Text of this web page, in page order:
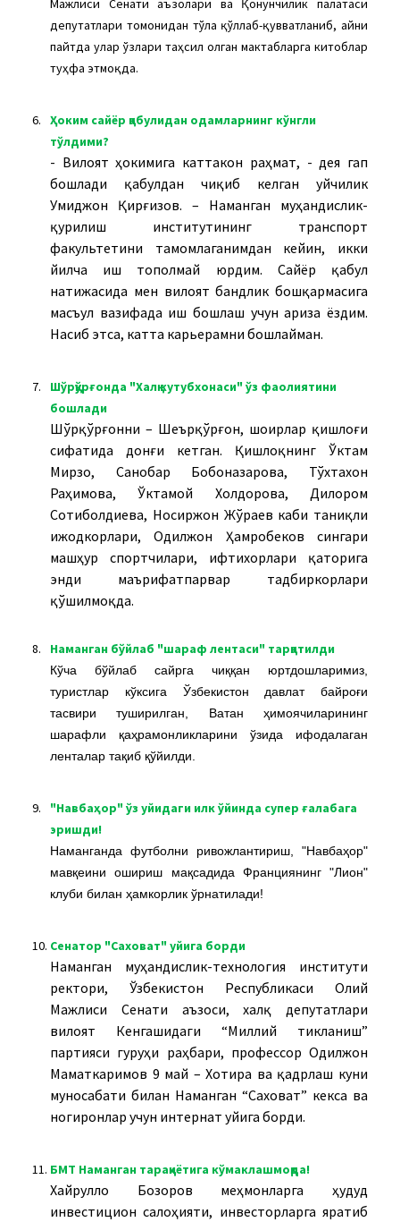
Мажлиси Сенати аъзолари ва Қонунчилик палатаси
депутатлари томонидан тўла қўллаб-қувватланиб, айни
пайтда улар ўзлари таҳсил олган мактабларга китоблар
туҳфа этмоқда.
6.
Ҳоким сайёр қабулидан одамларнинг кўнгли
тўлдими?
- Вилоят ҳокимига каттакон раҳмат, - дея гап
бошлади қабулдан чиқиб келган уйчилик
Умиджон Қирғизов. – Наманган муҳандислик-
қурилиш институтининг транспорт
факультетини тамомлаганимдан кейин, икки
йилча иш тополмай юрдим. Сайёр қабул
натижасида мен вилоят бандлик бошқармасига
масъул вазифада иш бошлаш учун ариза ёздим.
Насиб этса, катта карьерамни бошлайман.
7.
Шўрқўрғонда "Халқ кутубхонаси" ўз фаолиятини
бошлади
Шўрқўрғонни – Шеърқўрғон, шоирлар қишлоғи
сифатида донғи кетган. Қишлоқнинг Ўктам
Мирзо, Санобар Бобоназарова, Тўхтахон
Раҳимова, Ўктамой Холдорова, Дилором
Сотиболдиева, Носиржон Жўраев каби таниқли
ижодкорлари, Одилжон Ҳамробеков сингари
машҳур спортчилари, ифтихорлари қаторига
энди маърифатпарвар тадбиркорлари
қўшилмоқда.
8. Наманган бўйлаб "шараф лентаси" тарқатилди
Кўча бўйлаб сайрга чиққан юртдошларимиз,
туристлар кўксига Ўзбекистон давлат байроғи
тасвири туширилган, Ватан ҳимоячиларининг
шарафли қаҳрамонликларини ўзида ифодалаган
ленталар тақиб қўйилди.
9.
"Навбаҳор" ўз уйидаги илк ўйинда супер ғалабага
эришди!
Наманганда футболни ривожлантириш, "Навбаҳор"
мавқеини ошириш мақсадида Франциянинг "Лион"
клуби билан ҳамкорлик ўрнатилади!
10. Сенатор "Саховат" уйига борди
Наманган муҳандислик-технология институти
ректори, Ўзбекистон Республикаси Олий
Мажлиси Сенати аъзоси, халқ депутатлари
вилоят Кенгашидаги “Миллий тикланиш”
партияси гуруҳи раҳбари, профессор Одилжон
Маматкаримов 9 май – Хотира ва қадрлаш куни
муносабати билан Наманган “Саховат” кекса ва
ногиронлар учун интернат уйига борди.
11. БМТ Наманган тараққиётига кўмаклашмоқда!
Хайрулло Бозоров меҳмонларга ҳудуд
инвестицион салоҳияти, инвесторларга яратиб